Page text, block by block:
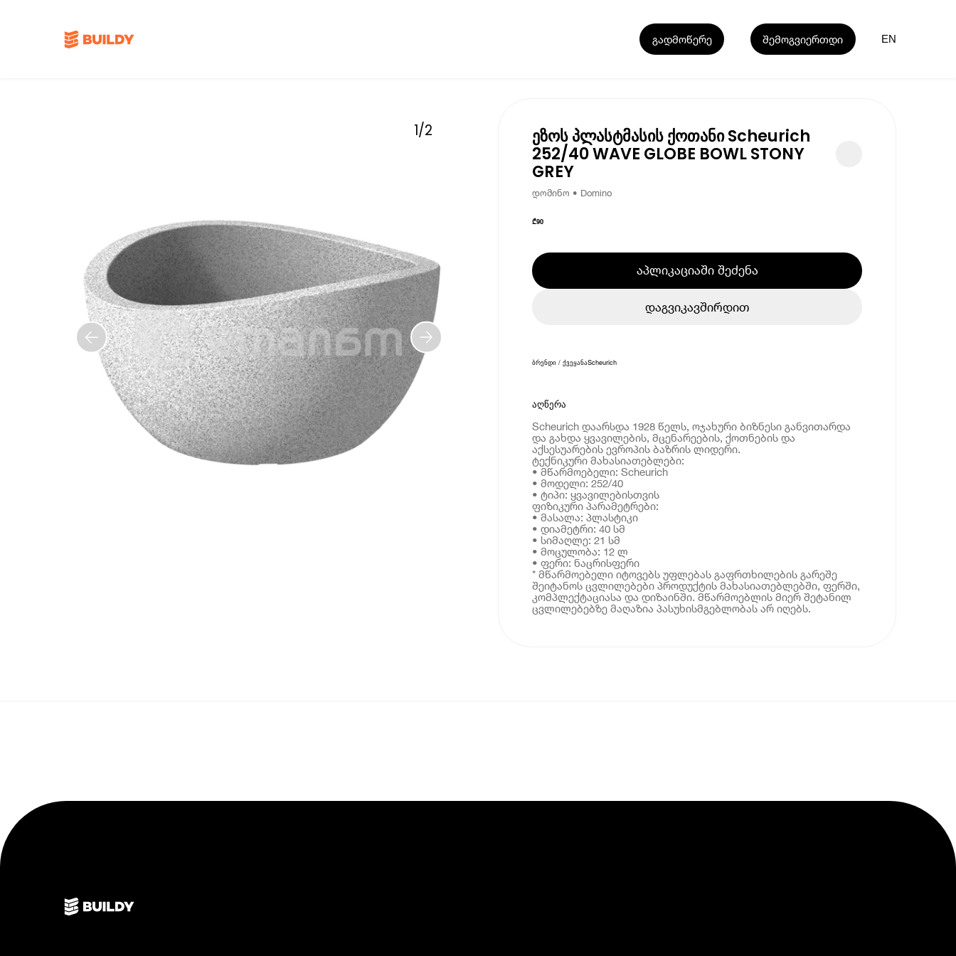
გადმოწერე შემოგვიერთდი EN
1/2 ეზოს პლასტმასის ქოთანი Scheurich
252/40 WAVE GLOBE BOWL STONY
GREY
დომინო • Domino
₾90
აპლიკაციაში შეძენა
დაგვიკავშირდით
ბრენდი / ქვეყანაScheurich
აღწერა
Scheurich დაარსდა 1928 წელს, ოჯახური ბიზნესი განვითარდა
და გახდა ყვავილების, მცენარეების, ქოთნების და
აქსესუარების ევროპის ბაზრის ლიდერი.
ტექნიკური მახასიათებლები:
• მწარმოებელი: Scheurich
• მოდელი: 252/40
• ტიპი: ყვავილებისთვის
ფიზიკური პარამეტრები:
• მასალა: პლასტიკი
• დიამეტრი: 40 სმ
• სიმაღლე: 21 სმ
• მოცულობა: 12 ლ
• ფერი: ნაცრისფერი
* მწარმოებელი იტოვებს უფლებას გაფრთხილების გარეშე
შეიტანოს ცვლილებები პროდუქტის მახასიათებლებში, ფერში,
კომპლექტაციასა და დიზაინში. მწარმოებლის მიერ შეტანილ
ცვლილებებზე მაღაზია პასუხისმგებლობას არ იღებს.